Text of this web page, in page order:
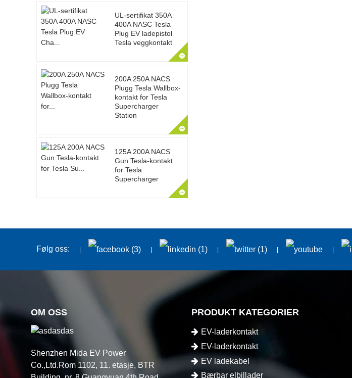
UL-sertifikat 350A
400A NASC Tesla
Plug EV ladepistol
Tesla veggkontakt
200A 250A NACS
Plugg Tesla Wallbox-
kontakt for Tesla
Supercharger
Station
125A 200A NACS
Gun Tesla-kontakt
for Tesla
Supercharger
Følg oss:
OM OSS
Shenzhen Mida EV Power
Co.,Ltd.Rom 1102, 11. etasje, BTR
PRODUKT KATEGORIER
EV-laderkontakt
EV-laderkontakt
EV ladekabel
Bærbar elbillader